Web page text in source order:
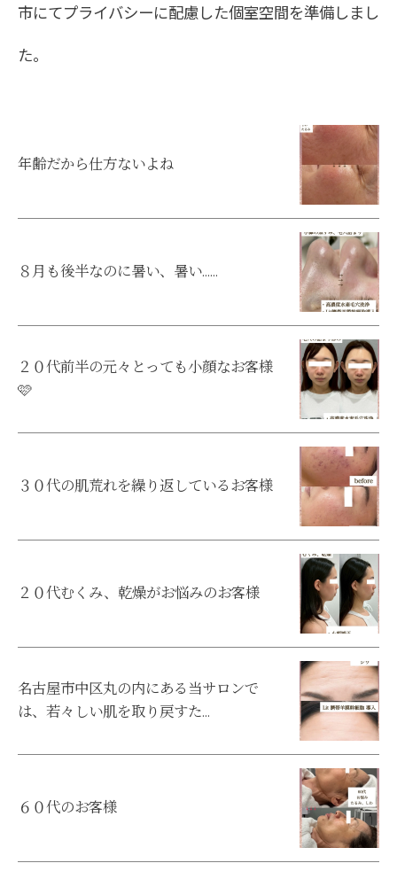
市にてプライバシーに配慮した個室空間を準備しまし
た。
年齢だから仕方ないよね
８月も後半なのに暑い、暑い……
２０代前半の元々とっても小顔なお客様
🩷
３０代の肌荒れを繰り返しているお客様
２０代むくみ、乾燥がお悩みのお客様
名古屋市中区丸の内にある当サロンで
は、若々しい肌を取り戻すた...
６０代のお客様